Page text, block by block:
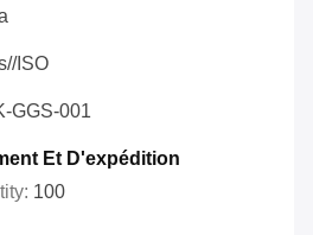
ISO
GGS-001
Et D'expédition
100